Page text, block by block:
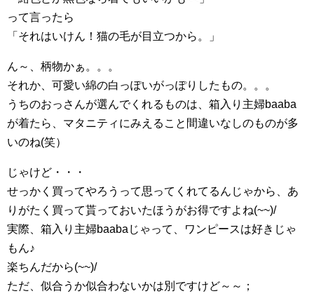
って言ったら
「それはいけん！猫の毛が目立つから。」
ん～、柄物かぁ。。。
それか、可愛い綿の白っぽいがっぽりしたもの。。。
うちのおっさんが選んでくれるものは、箱入り主婦baaba
が着たら、マタニティにみえること間違いなしのものが多
いのね(笑）
じゃけど・・・
せっかく買ってやろうって思ってくれてるんじゃから、あ
りがたく買って貰っておいたほうがお得ですよね(~~)/
実際、箱入り主婦baabaじゃって、ワンピースは好きじゃ
もん♪
楽ちんだから(~~)/
ただ、似合うか似合わないかは別ですけど～～；